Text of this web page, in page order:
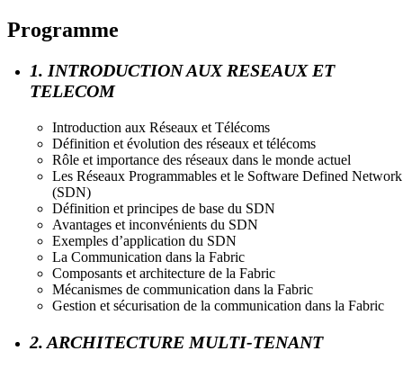
Programme
1. INTRODUCTION AUX RESEAUX ET
TELECOM
Introduction aux Réseaux et Télécoms
Définition et évolution des réseaux et télécoms
Rôle et importance des réseaux dans le monde actuel
Les Réseaux Programmables et le Software Defined Network
(SDN)
Définition et principes de base du SDN
Avantages et inconvénients du SDN
Exemples d’application du SDN
La Communication dans la Fabric
Composants et architecture de la Fabric
Mécanismes de communication dans la Fabric
Gestion et sécurisation de la communication dans la Fabric
2. ARCHITECTURE MULTI-TENANT